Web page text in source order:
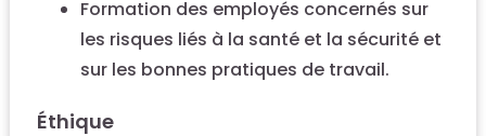
Formation des employés concernés sur
les risques liés à la santé et la sécurité et
sur les bonnes pratiques de travail.
Éthique